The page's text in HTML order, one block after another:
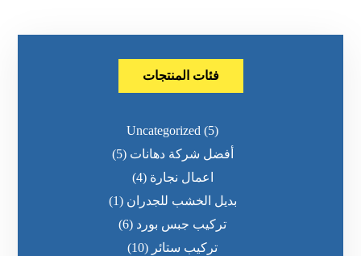
فئات المنتجات
Uncategorized (5)
أفضل شركة دهانات (5)
اعمال نجارة (4)
بديل الخشب للجدران (1)
تركيب جبس بورد (6)
تركيب ستائر (10)